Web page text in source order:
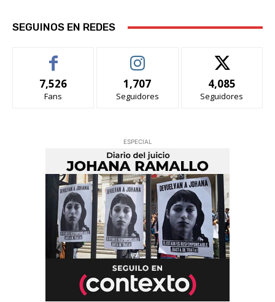
SEGUINOS EN REDES
7,526
Fans
1,707
Seguidores
4,085
Seguidores
ESPECIAL